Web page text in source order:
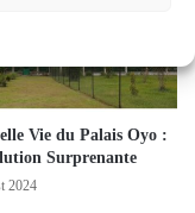
Vie du Palais Oyo :
Surprenante
2024